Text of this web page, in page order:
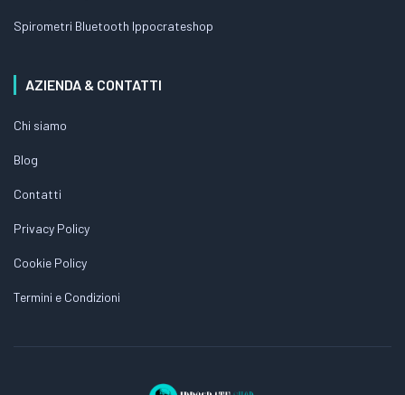
Spirometri Bluetooth Ippocrateshop
AZIENDA & CONTATTI
Chi siamo
Blog
Contatti
Privacy Policy
Cookie Policy
Termini e Condizioni